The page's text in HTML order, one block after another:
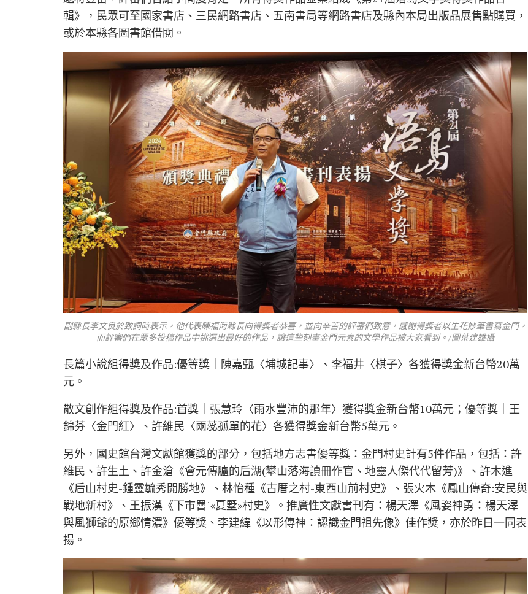
輯》，民眾可至國家書店、三民網路書店、五南書局等網路書店及縣內本局出版品展售點購買，
或於本縣各圖書館借閱。
副縣長李文良於致詞時表示，他代表陳福海縣長向得獎者恭喜，並向辛苦的評審們致意，感謝得獎者以生花妙筆書寫金門，
而評審們在眾多投稿作品中挑選出最好的作品，讓這些刻畫金門元素的文學作品被大家看到。/圖葉建雄攝
長篇小說組得獎及作品:優等獎｜陳嘉甄〈埔城記事〉、李福井〈棋子〉各獲得獎金新台幣20萬
元。
散文創作組得獎及作品:首獎｜張慧玲〈雨水豐沛的那年〉獲得獎金新台幣10萬元；優等獎｜王
錦芬〈金門紅〉、許維民〈兩蕊孤單的花〉各獲得獎金新台幣5萬元。
另外，國史館台灣文獻館獲獎的部分，包括地方志書優等獎：金門村史計有5件作品，包括：許
維民、許生土、許金滄《會元傳臚的后湖(攀山落海讀冊作官、地靈人傑代代留芳)》、許木進
《后山村史-鍾靈毓秀開勝地》、林怡種《古厝之村-東西山前村史》、張火木《鳳山傳奇:安民與
戰地新村》、王振漢《下市罾˙«夏墅»村史》。推廣性文獻書刊有：楊天澤《風姿神勇：楊天澤
與風獅爺的原鄉情濃》優等獎、李建緯《以形傳神：認識金門祖先像》佳作獎，亦於昨日一同表
揚。